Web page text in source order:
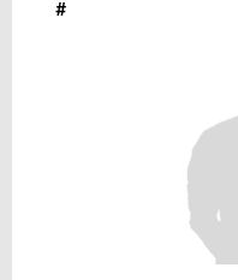
#